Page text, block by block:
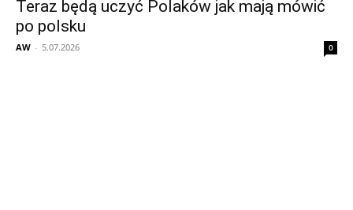
Teraz będą uczyć Polaków jak mają mówić
po polsku
AW - 5.07.2026 0